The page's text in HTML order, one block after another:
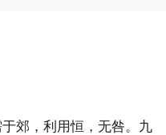
郊，利用恒，无咎。九